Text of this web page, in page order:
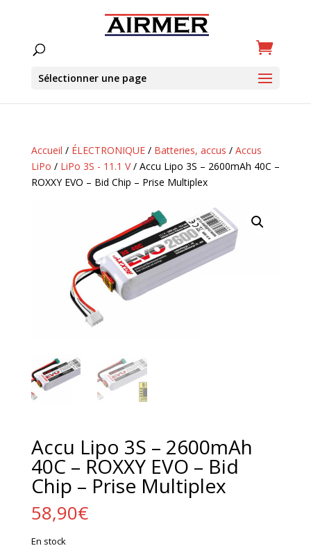
Sélectionner une page
Accueil / ÉLECTRONIQUE/ Batteries, accus / Accus
LiPo / LiPo 3S - 11.1 V/ Accu Lipo 3S – 2600mAh 40C –
ROXXY EVO – Bid Chip – Prise Multiplex
Accu Lipo 3S – 2600mAh
40C – ROXXY EVO – Bid
Chip – Prise Multiplex
58,90€
En stock